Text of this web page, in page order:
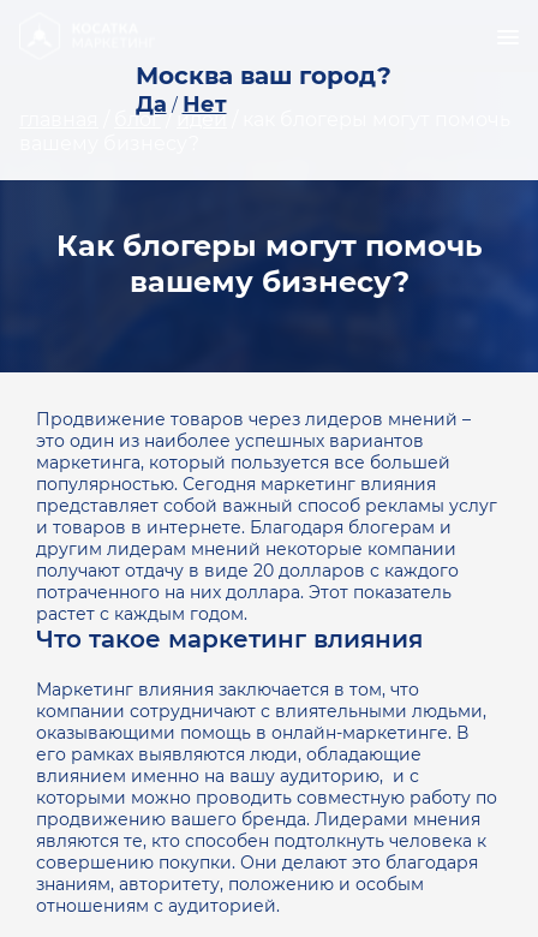
Москва ваш город?
Да / Нет
блог / идеи
Как блогеры могут помочь
вашему бизнесу?
Продвижение товаров через лидеров мнений –
это один из наиболее успешных вариантов
маркетинга, который пользуется все большей
популярностью. Сегодня маркетинг влияния
представляет собой важный способ рекламы услуг
и товаров в интернете. Благодаря блогерам и
другим лидерам мнений некоторые компании
получают отдачу в виде 20 долларов с каждого
потраченного на них доллара. Этот показатель
растет с каждым годом.
Что такое маркетинг влияния
Маркетинг влияния заключается в том, что
компании сотрудничают с влиятельными людьми,
оказывающими помощь в онлайн-маркетинге. В
его рамках выявляются люди, обладающие
влиянием именно на вашу аудиторию, и с
которыми можно проводить совместную работу по
продвижению вашего бренда. Лидерами мнения
являются те, кто способен подтолкнуть человека к
совершению покупки. Они делают это благодаря
знаниям, авторитету, положению и особым
отношениям с аудиторией.